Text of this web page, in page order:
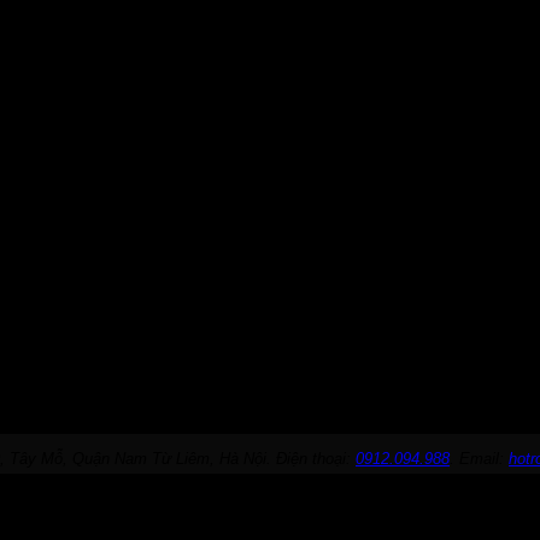
Mỗ, Quận Nam Từ Liêm, Hà Nội. Điện thoại: 0912.094.988. Email: